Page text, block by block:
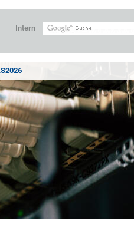
Intern